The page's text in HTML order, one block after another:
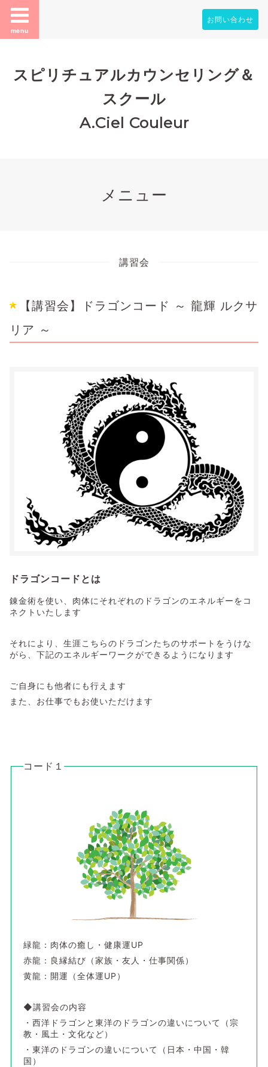
menu
お問い合わせ
スピリチュアルカウンセリング＆
スクール
A.Ciel Couleur
メニュー
講習会
【講習会】ドラゴンコード ～ 龍輝 ルクサ
リア ～
ドラゴンコードとは
錬金術を使い、肉体にそれぞれのドラゴンのエネルギーをコ
ネクトいたします
それにより、生涯こちらのドラゴンたちのサポートをうけな
がら、下記のエネルギーワークができるようになります
ご自身にも他者にも行えます
また、お仕事でもお使いただけます
コード１
緑龍：肉体の癒し・健康運UP
赤龍：良縁結び（家族・友人・仕事関係）
黄龍：開運（全体運UP）
◆講習会の内容
・西洋ドラゴンと東洋のドラゴンの違いについて（宗
教・風土・文化など）
・東洋のドラゴンの違いについて（日本・中国・韓
国）